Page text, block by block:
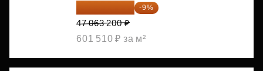
42 827 512 ₽ -9%
47 063 200 ₽
601 510 ₽ за м²